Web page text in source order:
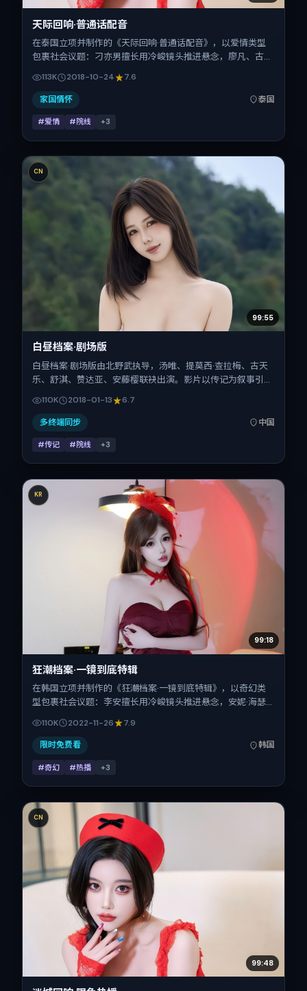
天际回响·普通话配音
在泰国立项并制作的《天际回响·普通话配音》，以爱情类型
包裹社会议题：刁亦男擅长用冷峻镜头推进悬念，廖凡、古天
2018-10-24；片长136分钟；适合关注现实质感与类型片结构
的观众。
113K 2018-10-24 7.6
家国情怀 泰国
#爱情 #院线 +3
CN
99:55
白昼档案·剧场版
白昼档案·剧场版由北野武执导，汤唯、提莫西·查拉梅、古天
乐、舒淇、赞达亚、安藤樱联袂出演。影片以传记为叙事引
抉择与反转。2018年1月13日于中国大陆首映（春节档前
后），片长115分钟，适合喜欢强情节与细腻表演的观众。
110K 2018-01-13 6.7
多终端同步 中国
#传记 #院线 +3
KR
99:18
狂潮档案·一镜到底特辑
在韩国立项并制作的《狂潮档案·一镜到底特辑》，以奇幻类
型包裹社会议题：李安擅长用冷峻镜头推进悬念，安妮·海瑟
映时间：2022-11-26；片长127分钟；适合关注现实质感与类
型片结构的观众。
110K 2022-11-26 7.9
限时免费看 韩国
#奇幻 #热播 +3
CN
99:48